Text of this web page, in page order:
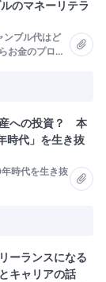
のマネーリテラ
ンブル代はど
お金のプロは
への投資？ 本
時代」を生き抜
時代を生き抜
ーランスになる
キャリアの話